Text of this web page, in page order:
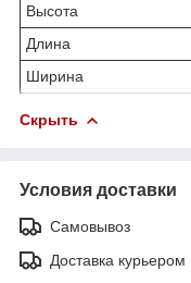
Высота
Длина
Ширина
Скрыть
Условия доставки
Самовывоз
Доставка курьером